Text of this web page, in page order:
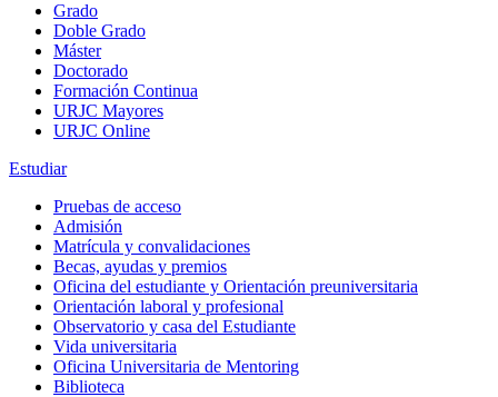
Grado
Doble Grado
Máster
Doctorado
Formación Continua
URJC Mayores
URJC Online
Estudiar
Pruebas de acceso
Admisión
Matrícula y convalidaciones
Becas, ayudas y premios
Oficina del estudiante y Orientación preuniversitaria
Orientación laboral y profesional
Observatorio y casa del Estudiante
Vida universitaria
Oficina Universitaria de Mentoring
Biblioteca